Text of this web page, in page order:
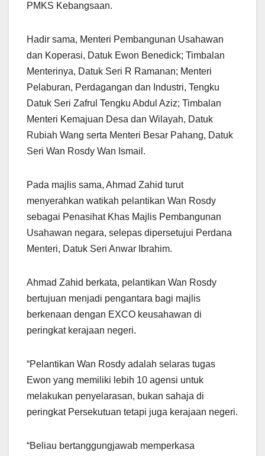
PMKS Kebangsaan.
Hadir sama, Menteri Pembangunan Usahawan
dan Koperasi, Datuk Ewon Benedick; Timbalan
Menterinya, Datuk Seri R Ramanan; Menteri
Pelaburan, Perdagangan dan Industri, Tengku
Datuk Seri Zafrul Tengku Abdul Aziz; Timbalan
Menteri Kemajuan Desa dan Wilayah, Datuk
Rubiah Wang serta Menteri Besar Pahang, Datuk
Seri Wan Rosdy Wan Ismail.
Pada majlis sama, Ahmad Zahid turut
menyerahkan watikah pelantikan Wan Rosdy
sebagai Penasihat Khas Majlis Pembangunan
Usahawan negara, selepas dipersetujui Perdana
Menteri, Datuk Seri Anwar Ibrahim.
Ahmad Zahid berkata, pelantikan Wan Rosdy
bertujuan menjadi pengantara bagi majlis
berkenaan dengan EXCO keusahawan di
peringkat kerajaan negeri.
“Pelantikan Wan Rosdy adalah selaras tugas
Ewon yang memiliki lebih 10 agensi untuk
melakukan penyelarasan, bukan sahaja di
peringkat Persekutuan tetapi juga kerajaan negeri.
“Beliau bertanggungjawab memperkasa